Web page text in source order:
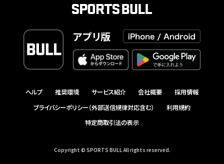
アプリ版
ヘルプ 推奨環境 サービス紹介 会社概要
採用情報
プライバシーポリシー（外部送信規律対応含む）
利用規約
特定商取引法の表示
Copyright © SPORTS BULL All rights reserved.